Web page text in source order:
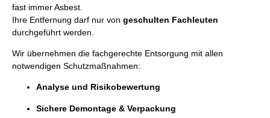
fast immer Asbest.
Ihre Entfernung darf nur von geschulten Fachleuten
durchgeführt werden.
Wir übernehmen die fachgerechte Entsorgung mit allen
notwendigen Schutzmaßnahmen:
Analyse und Risikobewertung
Sichere Demontage & Verpackung